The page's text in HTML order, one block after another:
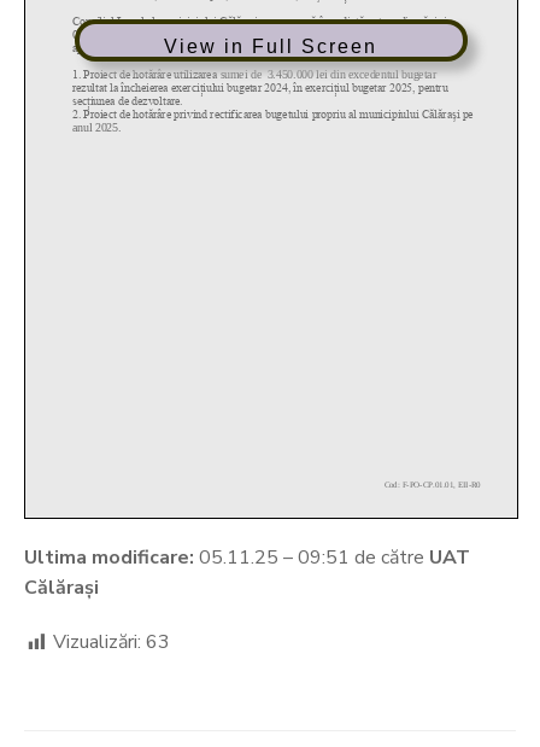
View in Full Screen
Ultima modificare: 05.11.25 – 09:51 de către UAT
Călărași
Vizualizări: 63